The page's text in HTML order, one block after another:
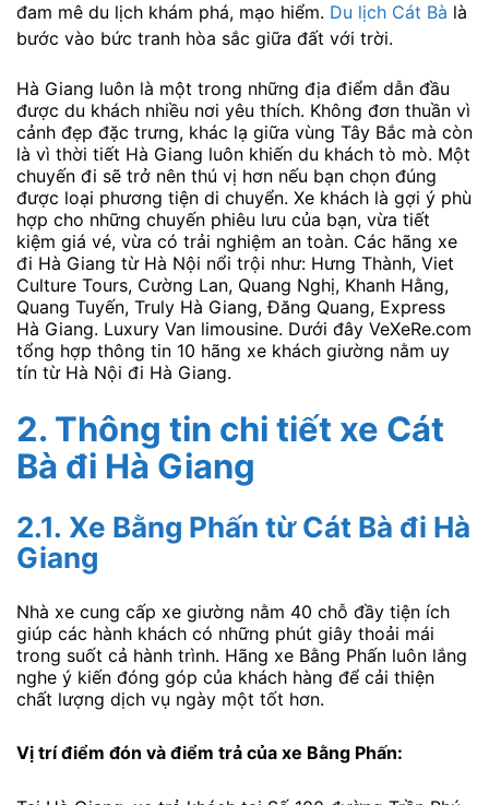
đam mê du lịch khám phá, mạo hiểm. Du lịch Cát Bà là
bước vào bức tranh hòa sắc giữa đất với trời.
Hà Giang luôn là một trong những địa điểm dẫn đầu
được du khách nhiều nơi yêu thích. Không đơn thuần vì
cảnh đẹp đặc trưng, khác lạ giữa vùng Tây Bắc mà còn
là vì thời tiết Hà Giang luôn khiến du khách tò mò. Một
chuyến đi sẽ trở nên thú vị hơn nếu bạn chọn đúng
được loại phương tiện di chuyển. Xe khách là gợi ý phù
hợp cho những chuyến phiêu lưu của bạn, vừa tiết
kiệm giá vé, vừa có trải nghiệm an toàn. Các hãng xe
đi Hà Giang từ Hà Nội nổi trội như: Hưng Thành, Viet
Culture Tours, Cường Lan, Quang Nghị, Khanh Hằng,
Quang Tuyến, Truly Hà Giang, Đăng Quang, Express
Hà Giang. Luxury Van limousine. Dưới đây VeXeRe.com
tổng hợp thông tin 10 hãng xe khách giường nằm uy
tín từ Hà Nội đi Hà Giang.
2. Thông tin chi tiết xe Cát
Bà đi Hà Giang
2.1. Xe Bằng Phấn từ Cát Bà đi Hà
Giang
Nhà xe cung cấp xe giường nằm 40 chỗ đầy tiện ích
giúp các hành khách có những phút giây thoải mái
trong suốt cả hành trình. Hãng xe Bằng Phấn luôn lắng
nghe ý kiến đóng góp của khách hàng để cải thiện
chất lượng dịch vụ ngày một tốt hơn.
Vị trí điểm đón và điểm trả của xe Bằng Phấn: